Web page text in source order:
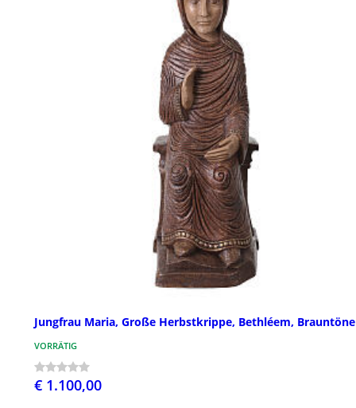
Jungfrau Maria, Große Herbstkrippe, Bethléem, Brauntöne
VORRÄTIG
€ 1.100,00